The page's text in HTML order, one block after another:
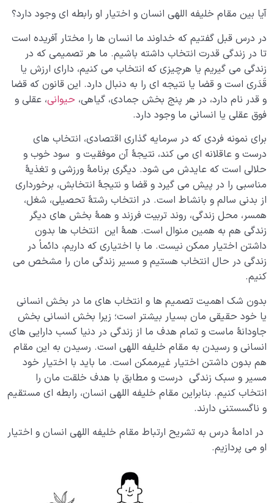
آیا برای عملکرد انسان معیار و میزان اعمالی وجود دارد؛ چه
کسی می تواند میزان سنجش باشد؟
میزان دانایی ما چه تاثیری در سبک زندگی مان دارد؛ آیا
معیاری مهم تر از دارایی هم وجود دارد؟
ثقلین چیست؛ در خوشبختی ما چه نقشی داشته و ارتباط آن
با میزان اعمال چگونه است؟
بررسی ارتباط میزان اعمال و عشق؛ هرچه عاشق تر، میزان
عمل سنگین تر
منظور از سنگینی نامه عمل چیست و چه اثری در سعادت یا
شقاوت ما دارد؟
انتخاب درست چه تاثیری در زندگی ما دارد؛ چرا انتخابهای
ما مهم است؟
میزان و انتخاب صحیح چه ارتباطی با هم دارند؛ چرا شناخت
میزان در انتخاب های ما تاثیرگذار است؟
هر حادثه ای عبرت گرفت؟
آیا تقدیر و سرنوشت ما قابل تغییر است؛ چگونه می توان
تقدیر و سرنوشت را تغییر داد؟
آینده با گذشته چه نسبتی دارد؛ چگونه با عبرت گرفتن از
گذشته آیندۀ بهتری بسازیم؟
جبر و اختیار؛ قانون قضا و قدر نشانۀ مشیت الهی است یا
ارتباط میان مقام خلیفه اللهی انسان و اختیار او چیست؟
آیا بین مقام خلیفه اللهی انسان و اختیار او رابطه ای وجود دارد؟
در درس قبل گفتیم که خداوند ما انسان ها را مختار آفریده است
تا در زندگی قدرت انتخاب داشته باشیم. ما هر تصمیمی که در
زندگی می گیریم یا هرچیزی که انتخاب می کنیم، دارای ارزش یا
قَدَری است و قضا یا نتیجه ای را به دنبال دارد. این قانون که قضا
و قدر نام دارد، در هر پنج بخش جمادی، گیاهی، حیوانی، عقلی و
فوق عقلی یا انسانی ما وجود دارد.
برای نمونه فردی که در سرمایه گذاری اقتصادی، انتخاب های
درست و عاقلانه ای می کند، نتیجۀ آن موفقیت و سود خوب و
حلالی است که عایدش می شود. دیگری برنامۀ ورزشی و تغذیۀ
مناسبی را در پیش می گیرد و قضا و نتیجۀ انتخابش، برخورداری
از بدنی سالم و بانشاط است. در انتخاب رشتۀ تحصیلی، شغل،
همسر، محل زندگی، روند تربیت فرزند و همۀ بخش های دیگر
زندگی هم به همین منوال است. همۀ این انتخاب ها بدون
داشتن اختیار ممکن نیست. ما با اختیاری که داریم، دائماً در
زندگی در حال انتخاب هستیم و مسیر زندگی مان را مشخص می
کنیم.
بدون شک اهمیت تصمیم ها و انتخاب های ما در بخش انسانی
یا خود حقیقی مان بسیار بیشتر است؛ زیرا بخش انسانی بخش
جاودانۀ ماست و تمام هدف ما از زندگی در دنیا کسب دارایی های
انسانی و رسیدن به مقام خلیفه اللهی است. رسیدن به این مقام
هم بدون داشتن اختیار غیرممکن است. ما باید با اختیار خود
مسیر و سبک زندگی درست و مطابق با هدف خلقت مان را
انتخاب کنیم. بنابراین مقام خلیفه اللهی انسان، رابطه ای مستقیم
و ناگسستنی دارند.
در ادامۀ درس به تشریح ارتباط مقام خلیفه اللهی انسان و اختیار
او می پردازیم.